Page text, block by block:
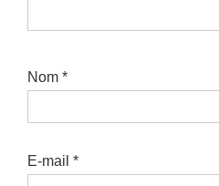
Nom *
E-mail *